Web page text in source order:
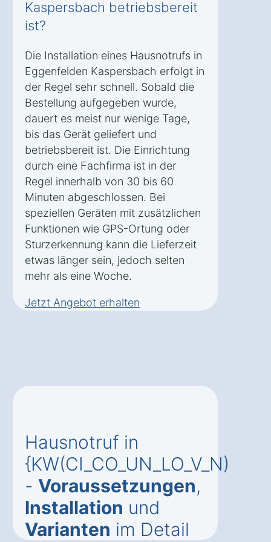
Kaspersbach betriebsbereit
ist?
Die Installation eines Hausnotrufs in
Eggenfelden Kaspersbach erfolgt in
der Regel sehr schnell. Sobald die
Bestellung aufgegeben wurde,
dauert es meist nur wenige Tage,
bis das Gerät geliefert und
betriebsbereit ist. Die Einrichtung
durch eine Fachfirma ist in der
Regel innerhalb von 30 bis 60
Minuten abgeschlossen. Bei
speziellen Geräten mit zusätzlichen
Funktionen wie GPS-Ortung oder
Sturzerkennung kann die Lieferzeit
etwas länger sein, jedoch selten
mehr als eine Woche.
Jetzt Angebot erhalten
Hausnotruf in
{KW(CI_CO_UN_LO_V_N)
- Voraussetzungen,
Installation und
Varianten im Detail